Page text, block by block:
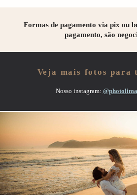
Formas de pagamento via pix ou
pagamento, são
Veja mais fotos para
Nosso instagram: